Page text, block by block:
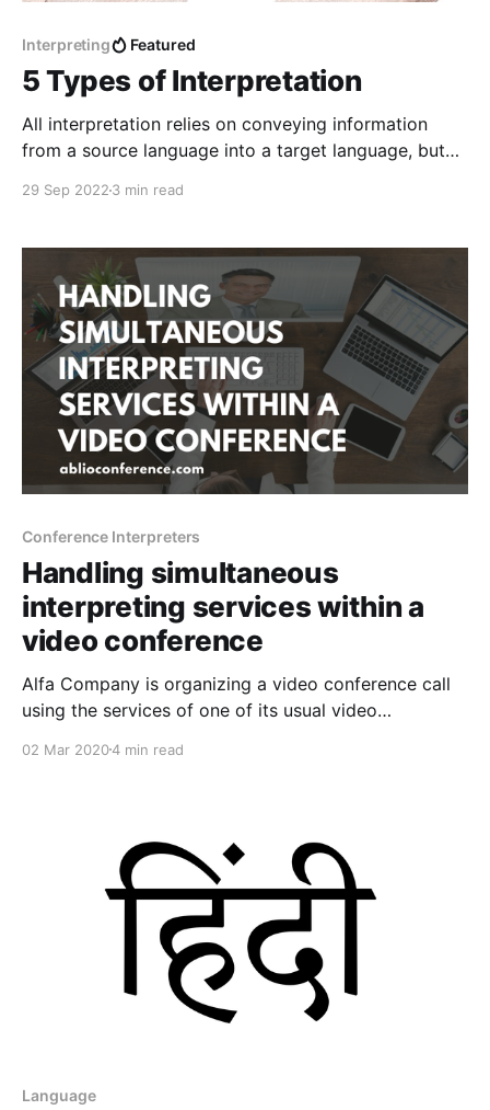
Interpreting Featured
5 Types of Interpretation
All interpretation relies on conveying information
from a source language into a target language, but
method for interpretation will depend upon the needs
one method may be used.
29 Sep 2022 3 min read
Conference Interpreters
Handling simultaneous
interpreting services within a
video conference
Alfa Company is organizing a video conference call
using the services of one of its usual video
WebEx, Zoom, Vidyo, etc..
02 Mar 20204 min read
Language